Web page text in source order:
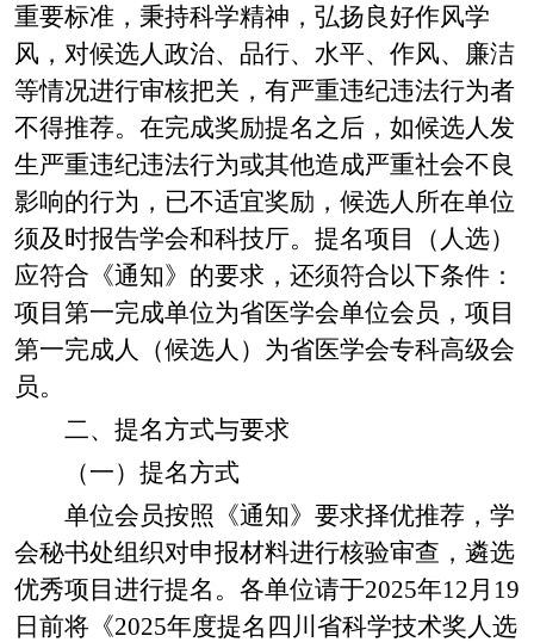
重要标准，秉持科学精神，弘扬良好作风学
风，对候选人政治、品行、水平、作风、廉洁
等情况进行审核把关，有严重违纪违法行为者
不得推荐。在完成奖励提名之后，如候选人发
生严重违纪违法行为或其他造成严重社会不良
影响的行为，已不适宜奖励，候选人所在单位
须及时报告学会和科技厅。提名项目（人选）
应符合《通知》的要求，还须符合以下条件：
项目第一完成单位为省医学会单位会员，项目
第一完成人（候选人）为省医学会专科高级会
员。
二、提名方式与要求
（一）提名方式
单位会员按照《通知》要求择优推荐，学
会秘书处组织对申报材料进行核验审查，遴选
优秀项目进行提名。各单位请于2025年12月 19
日 前将《2025年度提名四川省科学技术奖人选